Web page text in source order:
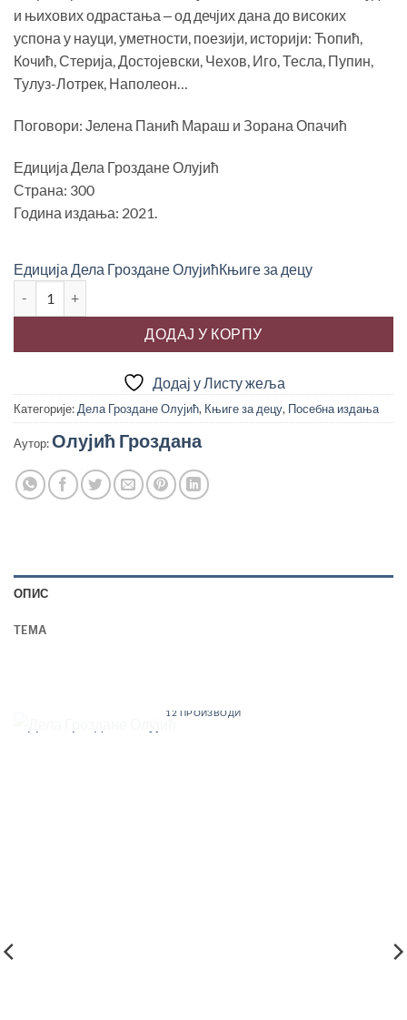
и њихових одрастања ‒ од дечјих дана до високих
успона у науци, уметности, поезији, историји: Ћопић,
Кочић, Стерија, Достојевски, Чехов, Иго, Тесла, Пупин,
Тулуз-Лотрек, Наполеон…
Поговори: Јелена Панић Мараш и Зорана Опачић
Едиција Дела Гроздане Олујић
Страна: 300
Година издања: 2021.
Едиција Дела Гроздане ОлујићКњиге за децу
ДОДАЈ У КОРПУ
Додај у Листу жеља
Категорије: Дела Гроздане Олујић, Књиге за децу, Посебна издања
Аутор:Олујић Гроздана
ОПИС
TEМА
12 ПРОИЗВОДИ